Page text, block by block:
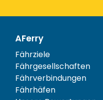
AFerry
Fährziele
Fährgesellschaften
Fährverbindungen
Fährhäfen